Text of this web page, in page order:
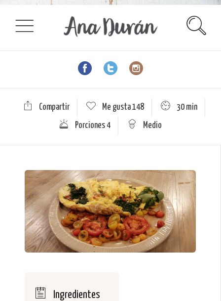
Compartir Me gusta148 30 min
Porciones 4 Medio
Ingredientes